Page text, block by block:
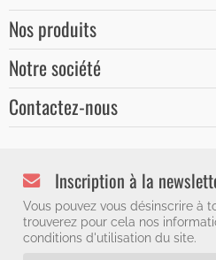
Nos produits
Notre société
Contactez-nous
Inscription à la
Vous pouvez vous désinscrire à
trouverez pour cela nos
conditions d'utilisation du site.